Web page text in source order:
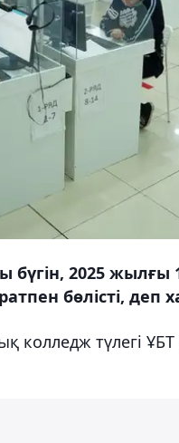
бүгін, 2025
бөлісті, деп
колледж түлегі